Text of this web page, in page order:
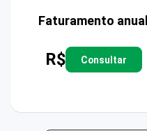
Faturamento anual
R$ Consultar